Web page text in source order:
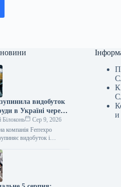
видобуток
в Україні через
експорту
Білоконь
Сер 9, 2026
компанія Ferrexpo
видобуток і
підприємствах.
проблеми з морською
и